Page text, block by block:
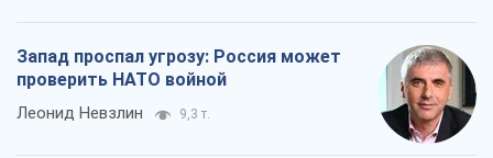
Запад проспал угрозу: Россия может
проверить НАТО войной
Леонид Невзлин 9,3 т.